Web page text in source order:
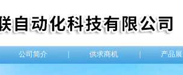
公司简介 供求商机 产品